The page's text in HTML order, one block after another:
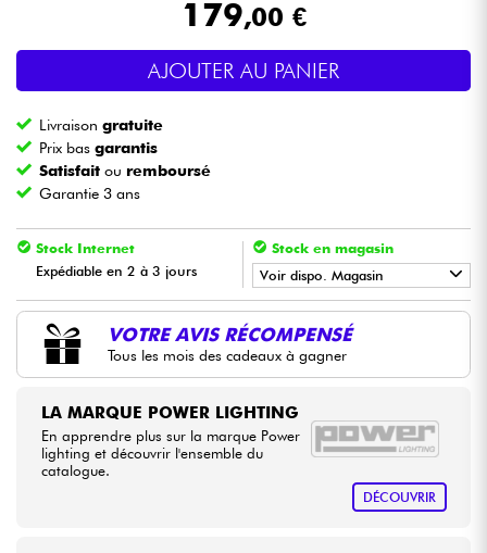
Batteries & Percu
Vents
Violons & Quatuor
Eveil Musical
Câbles & Access.
HiFi
Packs
179,00 €
AJOUTER AU PANIER
Livraisongratuite
Prix basgarantis
Satisfait ou remboursé
Garantie 3 ans
Stock Internet
Expédiable en 2 à 3 jours
Stock en magasin
Voir dispo. Magasin
• Star'SMusicBRUGES
• Star'SMusic
VOTRE AVIS RÉCOMPENSÉ
Tous les mois des cadeaux à gagner
LA MARQUE POWER LIGHTING
En apprendre plus sur la marque Power
lighting et découvrir l'ensemble du
catalogue.
DÉCOUVRIR